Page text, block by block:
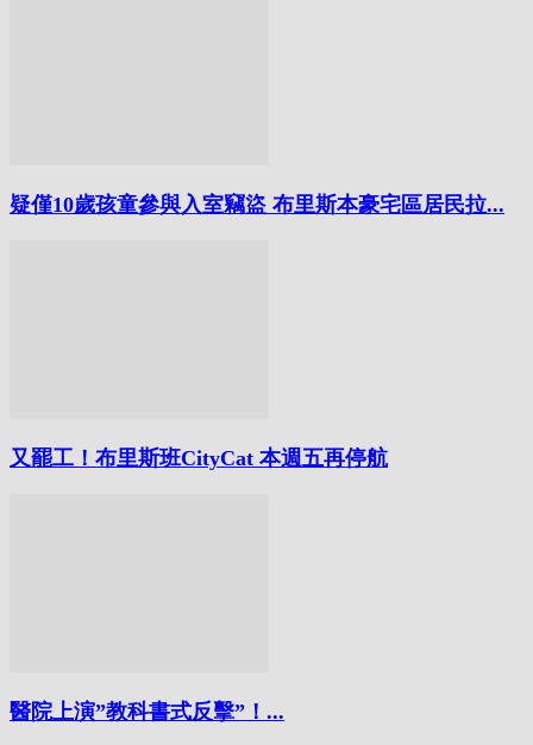
疑僅10歲孩童參與入室竊盜 布里斯本豪宅區居民拉...
又罷工！布里斯班CityCat 本週五再停航
醫院上演”教科書式反擊”！...